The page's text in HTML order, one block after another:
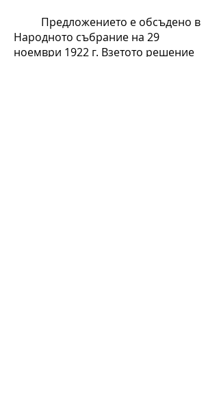
Предложението е обсъдено в
Народното събрание на 29
ноември 1922 г. Взетото решение